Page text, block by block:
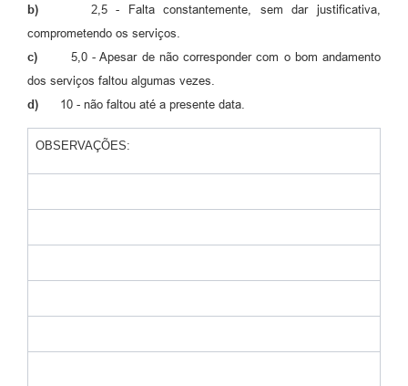
b) 2,5 - Falta constantemente, sem dar justificativa,
comprometendo os serviços.
c) 5,0 - Apesar de não corresponder com o bom andamento
dos serviços faltou algumas vezes.
d) 10 - não faltou até a presente data.
OBSERVAÇÕES: